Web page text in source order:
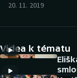
Cyklistika
DALŠÍ SPORTY
20. 11. 2019
Videa k tématu